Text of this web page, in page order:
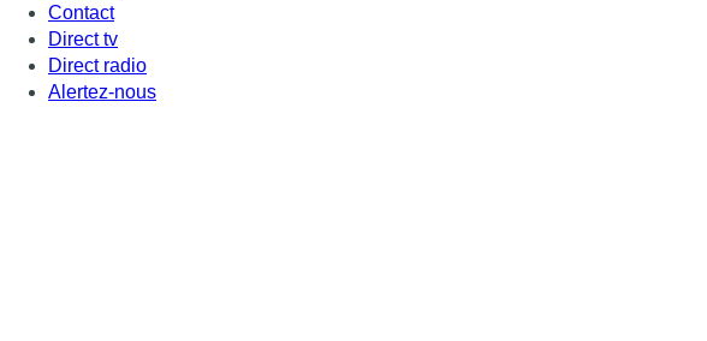
Contact
Direct tv
Direct radio
Alertez-nous